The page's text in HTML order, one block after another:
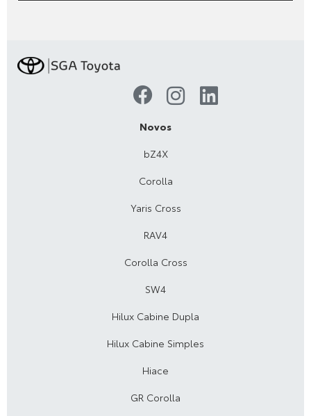
Novos
bZ4X
Corolla
Yaris Cross
RAV4
Corolla Cross
SW4
Hilux Cabine Dupla
Hilux Cabine Simples
Hiace
GR Corolla